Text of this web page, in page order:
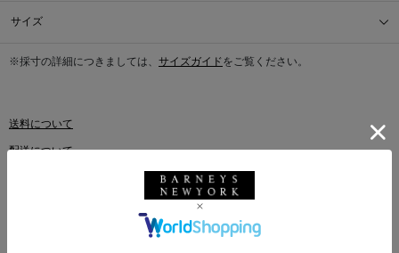
サイズ
※採寸の詳細につきましては、 サイズガイドをご覧ください。
送料について
配送について
このアイテムをシェアする